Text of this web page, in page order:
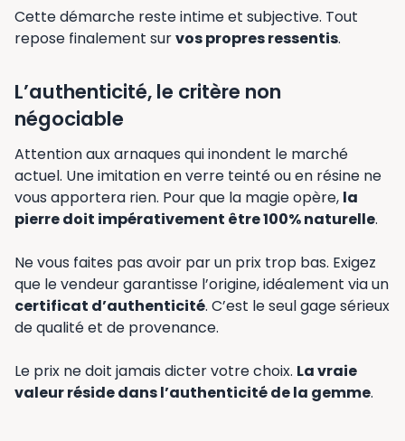
Cette démarche reste intime et subjective. Tout
repose finalement survos propres ressentis.
L’authenticité, le critère non
négociable
Attention aux arnaques qui inondent le marché
actuel. Une imitation en verre teinté ou en résine ne
vous apportera rien. Pour que la magie opère, la
pierre doit impérativement être 100% naturelle.
Ne vous faites pas avoir par un prix trop bas. Exigez
que le vendeur garantisse l’origine, idéalement via un
certificat d’authenticité. C’est le seul gage sérieux
de qualité et de provenance.
Le prix ne doit jamais dicter votre choix. La vraie
valeur réside dans l’authenticité de la gemme.